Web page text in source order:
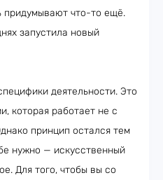
придумывают что-то ещё.
запустила новый
деятельности. Это
которая работает не с
принцип остался тем
нужно — искусственный
Для того, чтобы вы со